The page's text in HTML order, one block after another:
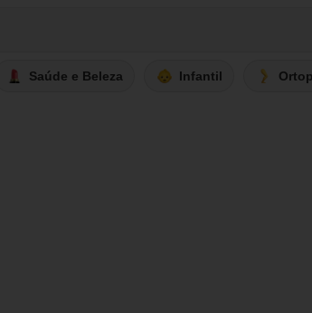
Saúde e Beleza Infantil